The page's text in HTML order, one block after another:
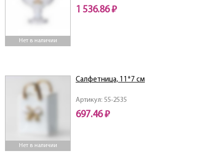
Нет в наличии
1 536.86 ₽
Нет в наличии
Артикул: 55-2535
Салфетница, 11*7 см
697.46 ₽